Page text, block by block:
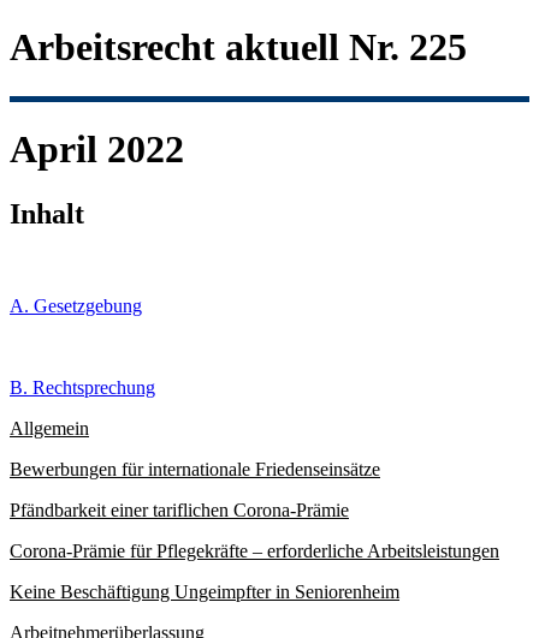
Arbeitsrecht aktuell Nr. 225
April 2022
Inhalt
A. Gesetzgebung
B. Rechtsprechung
Allgemein
Bewerbungen für internationale Friedenseinsätze
Pfändbarkeit einer tariflichen Corona-Prämie
Corona-Prämie für Pflegekräfte – erforderliche Arbeitsleistungen
Keine Beschäftigung Ungeimpfter in Seniorenheim
Arbeitnehmerüberlassung